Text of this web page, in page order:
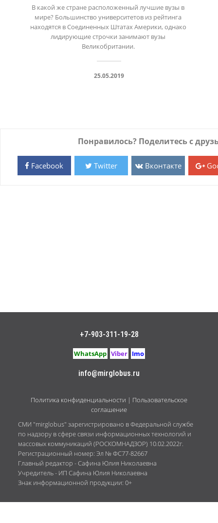
В какой же стране расположенный лучшие вузы в
мире? Большинство университетов из рейтинга
находятся в Соединенных Штатах Америки, однако
лидирующие строчки занимают вузы
25.05.2019
Понравилось? Поделитесь с
Facebook Twitter Вконтакте
+7-903-311-19-28
WhatsApp Viber Imo
info@mirglobus.ru
Политика конфиденциальности | Пользовательское
соглашение
СМИ "mirglobus" зарегистрировано в Федеральной службе
по надзору в сфере связи информационных технологий и
массовых коммуникаций (РОСКОМНАДЗОР) 10.02.2022г.
Регистрационный номер: Эл № ФС77-82667
Главный редактор - Сафина Юлия Николаевна
Учредитель - ИП Сафина Юлия Николаевна
Знак информационной продукции: 0+